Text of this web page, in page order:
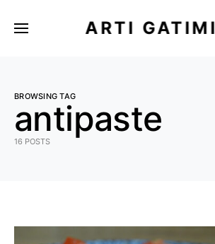
ARTI
BROWSING TAG
antipaste
16 POSTS